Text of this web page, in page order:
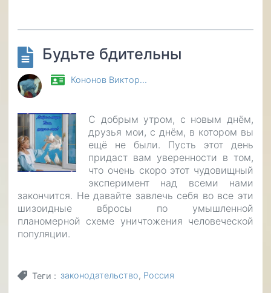
Будьте бдительны
Кононов Виктор…
С добрым утром, с новым днём,
друзья мои, с днём, в котором вы
ещё не были. Пусть этот день
придаст вам уверенности в том,
что очень скоро этот чудовищный
эксперимент над всеми нами
закончится. Не давайте завлечь себя во все эти
шизоидные вбросы по умышленной
планомерной схеме уничтожения человеческой
популяции.
Теги законодательство Россия